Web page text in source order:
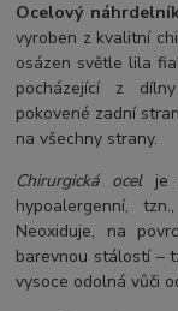
Ocelový
vyroben z kvalitní
osázen světle lila
pocházející z
pokovené zadní
na všechny strany.
Chirurgická ocelje
hypoalergenní,
Neoxiduje, na
barevnou stálostí –
vysoce odolná vůči